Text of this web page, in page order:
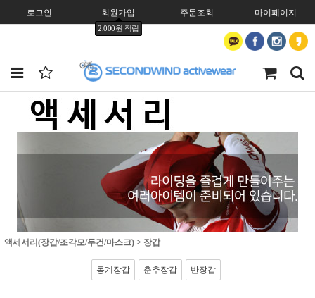
로그인 회원가입
2,000원 적립
주문조회 마이페이지
액세서리(장갑/조각모/두건/마스크) > 장갑
동계장갑 춘추장갑 반장갑